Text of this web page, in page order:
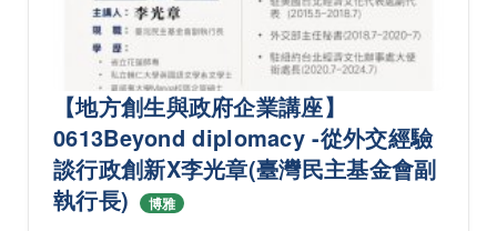
【地方創生與政府企業講座】
0613Beyond diplomacy -從外交經驗
談行政創新X李光章(臺灣民主基金會副
執行長)
博雅